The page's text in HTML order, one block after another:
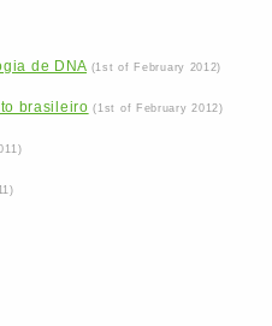
de DNA (1st of February 2012)
brasileiro (1st of February 2012)